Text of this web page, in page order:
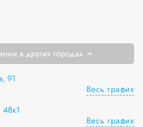
в других городах
91
Весь график
Весь график